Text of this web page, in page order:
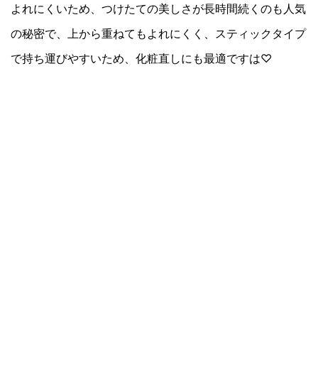
よれにくいため、つけたての美しさが長時間続くのも人気
の秘密で、上から重ねてもよれにくく、スティックタイプ
で持ち運びやすいため、化粧直しにも最適ですは♡